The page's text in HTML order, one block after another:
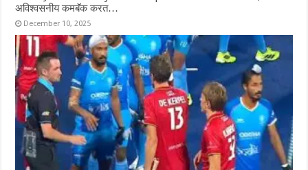
अविश्वसनीय कमबॅक करत…
December 10, 2025